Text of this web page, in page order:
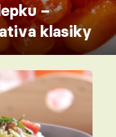
–
klasiky